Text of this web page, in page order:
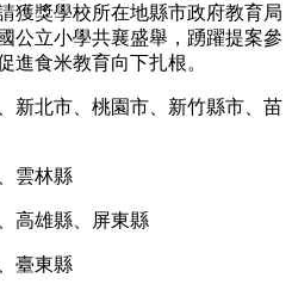
獲獎學校所在地縣市政府教育局
公立小學共襄盛舉，踴躍提案參
進食米教育向下扎根。
新北市、桃園市、新竹縣市、苗
雲林縣
高雄縣、屏東縣
臺東縣